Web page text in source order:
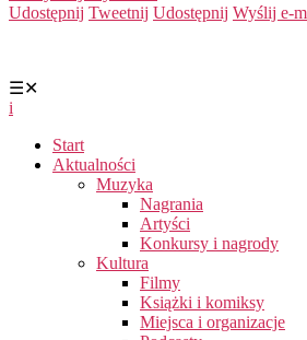
Udostępnij Tweetnij Udostępnij Wyślij e-
☰✕
i
Start
Aktualności
Muzyka
Nagrania
Artyści
Konkursy i nagrody
Kultura
Filmy
Książki i komiksy
Miejsca i organizacje